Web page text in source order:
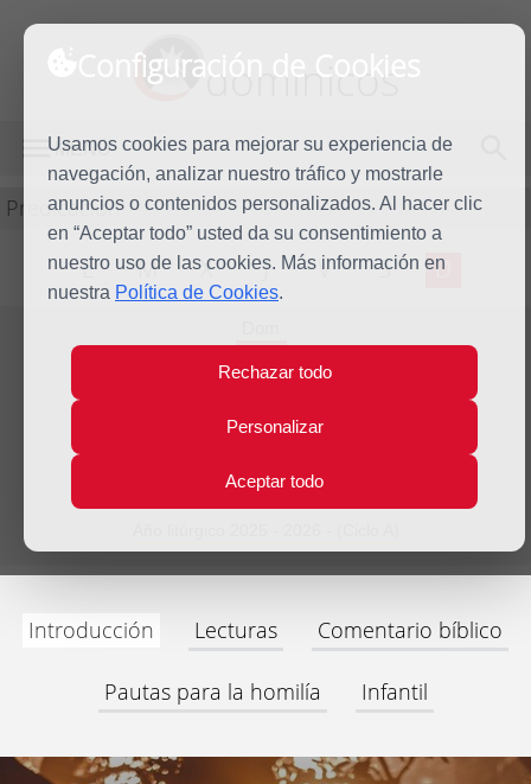
Configuración de Cookies
Usamos cookies para mejorar su experiencia de
navegación, analizar nuestro tráfico y mostrarle
anuncios o contenidos personalizados. Al hacer clic
en “Aceptar todo” usted da su consentimiento a
nuestro uso de las cookies. Más información en
nuestra Política de Cookies.
Rechazar todo
Personalizar
Aceptar todo
dominicos
MENÚ
Predicación
L M X J V S D
5
Abr
Homilía Domingo de
Resurrección
Introducción Lecturas Comentario bíblico
Pautas para la homilía Infantil